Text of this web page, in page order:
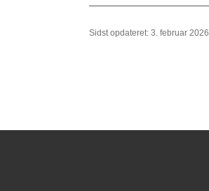
Sidst opdateret: 3. februar 2026